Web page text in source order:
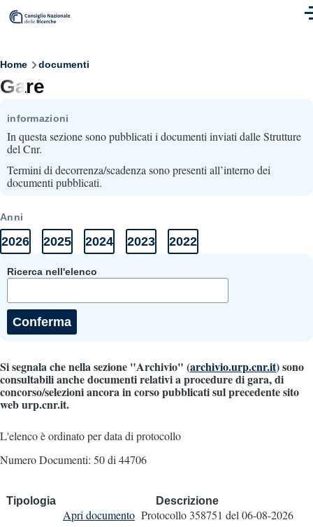
Skip to main content
Breadcrumb
Home documenti
Gare
informazioni
In questa sezione sono pubblicati i documenti inviati dalle Strutture
del Cnr.
Termini di decorrenza/scadenza sono presenti all’interno dei
documenti pubblicati.
Anni
Anni
Documenti
Elenco
2026
2026
Elenco
2025
2025
Elenco
2024
2024
Elenco
2023
Elenco
2022
Ricerca nell'elenco
Si segnala che nella sezione "Archivio" (archivio.urp.cnr.it) sono
consultabili anche documenti relativi a procedure di gara, di
concorso/selezioni ancora in corso pubblicati sul precedente sito
web urp.cnr.it.
L'elenco è ordinato per data di protocollo
Numero Documenti: 50 di 44706
Tipologia Descrizione
Apri documento Protocollo 358751 del 06-08-2026